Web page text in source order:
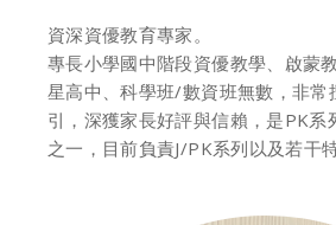
資深資優教育專家。
專長小學國中階段資優教學、啟蒙
星高中、科學班/數資班無數，非常
引，深獲家長好評與信賴，是PK系
之一，目前負責J/PK系列以及若干